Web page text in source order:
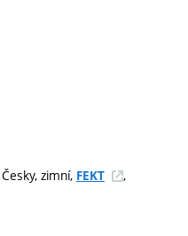
zimní, FEKT ,